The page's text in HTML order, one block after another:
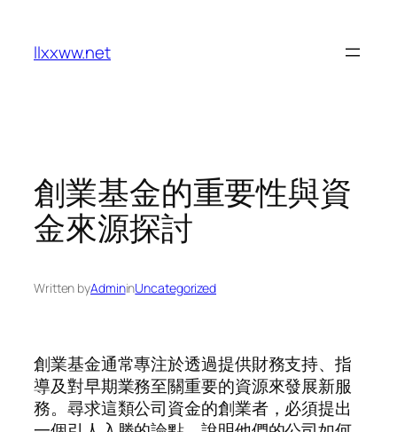
content
llxxww.net
創業基金的重要性與資
金來源探討
Written byAdmininUncategorized
創業基金通常專注於透過提供財務支持、指
導及對早期業務至關重要的資源來發展新服
務。尋求這類公司資金的創業者，必須提出